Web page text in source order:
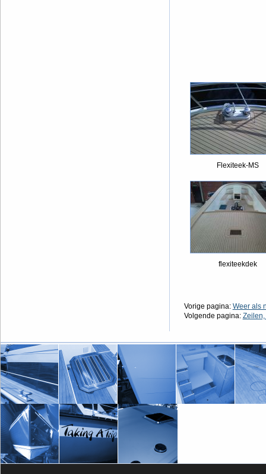
Flexiteek-MS
flexiteekdek
Vorige pagina: Weer als
Volgende pagina: